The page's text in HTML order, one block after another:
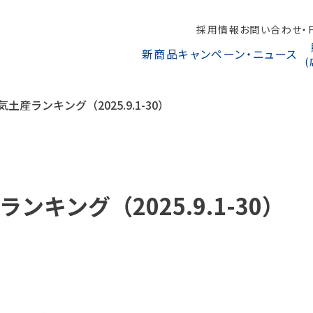
採用情報 お問い合わせ・
新商品キャンペーン・ニュース (
産ランキング（2025.9.1-30）
キング（2025.9.1-30）